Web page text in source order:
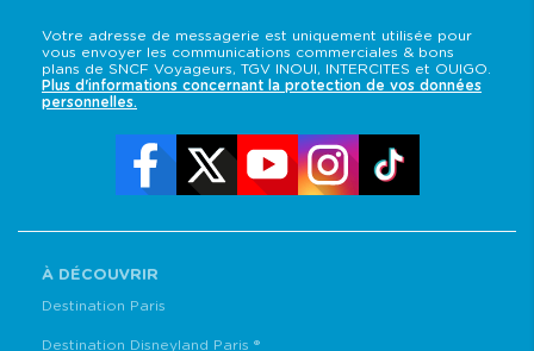
Votre adresse de messagerie est uniquement utilisée pour
vous envoyer les communications commerciales & bons
plans de SNCF Voyageurs, TGV INOUI, INTERCITES et OUIGO.
Plus d'informations concernant la protection de vos données
personnelles.
À DÉCOUVRIR
Destination Paris
Destination Disneyland Paris ®